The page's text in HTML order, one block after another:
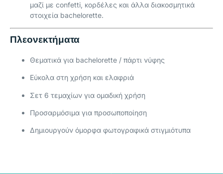
μαζί με confetti, κορδέλες και άλλα διακοσμητικά
στοιχεία bachelorette.
Πλεονεκτήματα
Θεματικά για bachelorette / πάρτι νύφης
Εύκολα στη χρήση και ελαφριά
Σετ 6 τεμαχίων για ομαδική χρήση
Προσαρμόσιμα για προσωποποίηση
Δημιουργούν όμορφα φωτογραφικά στιγμιότυπα